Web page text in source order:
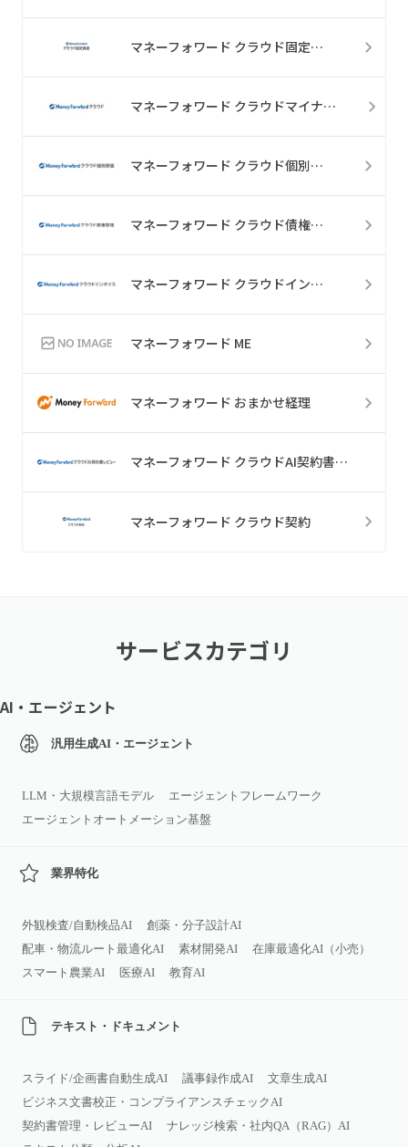
マネーフォワード クラウド固定資産
マネーフォワード クラウドマイナンバー
マネーフォワード クラウド個別原価
マネーフォワード クラウド債権管理
マネーフォワード クラウドインボイス
マネーフォワード ME
マネーフォワード おまかせ経理
マネーフォワード クラウドAI契約書レビュー
マネーフォワード クラウド契約
サービスカテゴリ
AI・エージェント
汎用生成AI・エージェント
LLM・大規模言語モデル
エージェントフレームワーク
エージェントオートメーション基盤
業界特化
外観検査/自動検品AI
創薬・分子設計AI
配車・物流ルート最適化AI
素材開発AI
在庫最適化AI（小売）
スマート農業AI
医療AI 教育AI
テキスト・ドキュメント
スライド/企画書自動生成AI 議事録作成AI
文章生成AI
ビジネス文書校正・コンプライアンスチェックAI
契約書管理・レビューAI
ナレッジ検索・社内QA（RAG）AI